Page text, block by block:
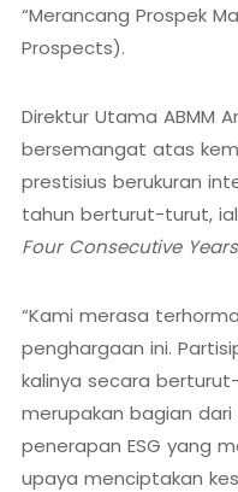
“Merancang Prospek
Prospects).
Direktur Utama ABMM
bersemangat atas
prestisius berukuran
tahun berturut-turut,
Four Consecutive
“Kami merasa
penghargaan ini.
kalinya secara
merupakan bagian
penerapan ESG yang
upaya menciptakan